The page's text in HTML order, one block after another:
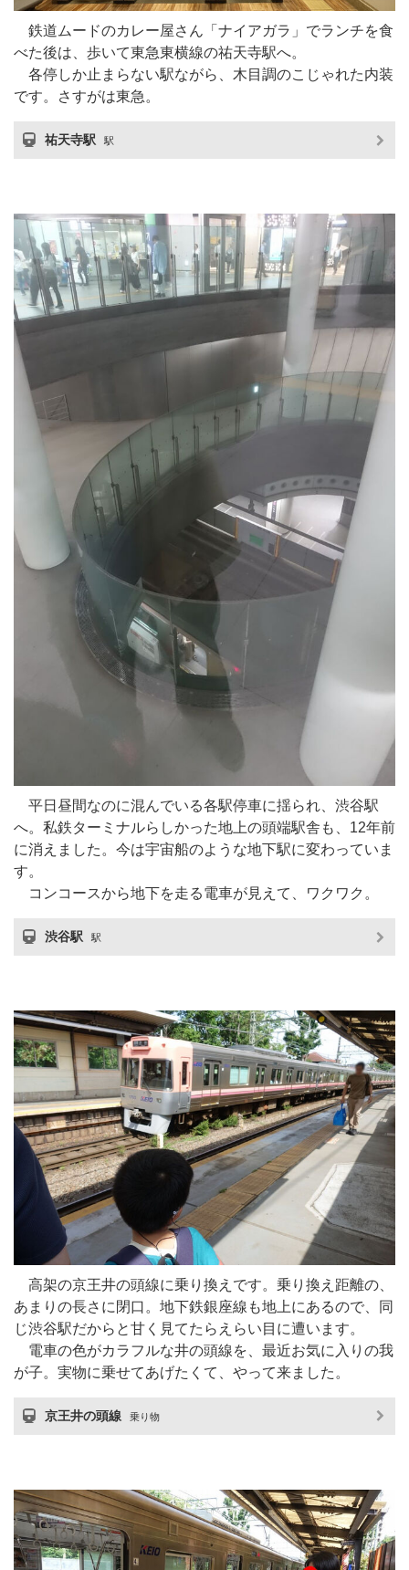
鉄道ムードのカレー屋さん「ナイアガラ」でランチを食
べた後は、歩いて東急東横線の祐天寺駅へ。
各停しか止まらない駅ながら、木目調のこじゃれた内装
です。さすがは東急。
祐天寺駅 駅
平日昼間なのに混んでいる各駅停車に揺られ、渋谷駅
へ。私鉄ターミナルらしかった地上の頭端駅舎も、12年前
に消えました。今は宇宙船のような地下駅に変わっていま
す。
コンコースから地下を走る電車が見えて、ワクワク。
渋谷駅 駅
高架の京王井の頭線に乗り換えです。乗り換え距離の、
あまりの長さに閉口。地下鉄銀座線も地上にあるので、同
じ渋谷駅だからと甘く見てたらえらい目に遭います。
電車の色がカラフルな井の頭線を、最近お気に入りの我
が子。実物に乗せてあげたくて、やって来ました。
京王井の頭線 乗り物